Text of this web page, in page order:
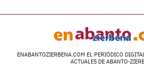
ENABANTOZIERBENA.COM EL PERIÓDICO
ACTUALES DE ABANTO-